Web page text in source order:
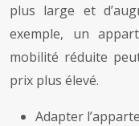
plus large et
exemple, un
mobilité réduite
prix plus élevé.
Adapter